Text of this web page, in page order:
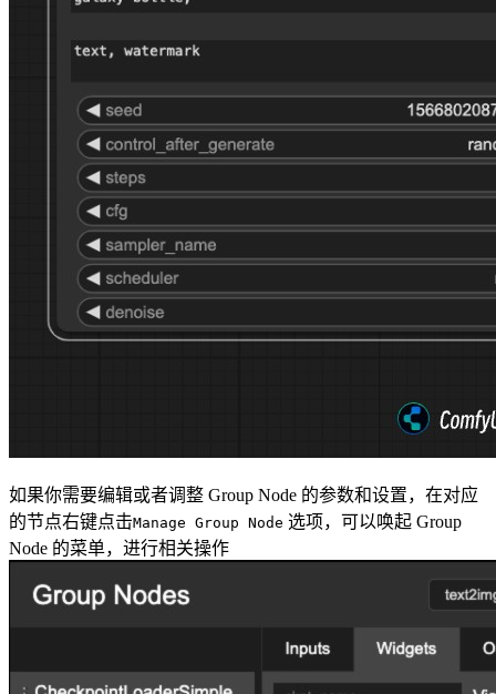
如果你需要编辑或者调整 Group Node 的参数和设置，在对应
的节点右键点击Manage Group Node 选项，可以唤起 Group
Node 的菜单，进行相关操作